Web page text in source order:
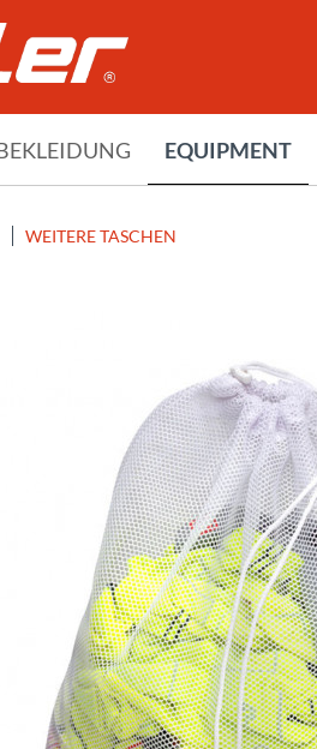
EQUIPMENT
WEITERE TASCHEN